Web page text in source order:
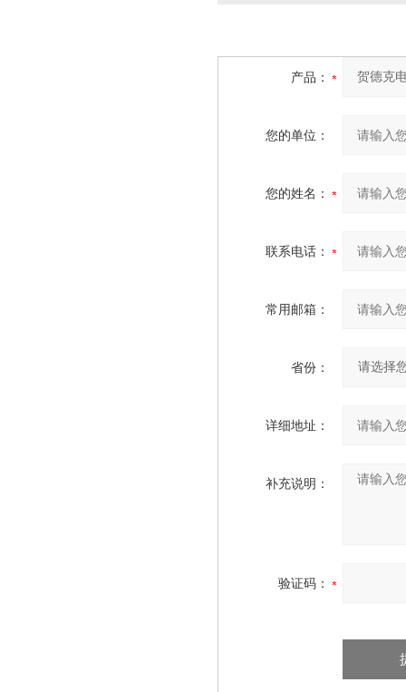
产品：
您的单位：
您的姓名：
联系电话：
常用邮箱：
省份：
详细地址：
补充说明：
验证码：